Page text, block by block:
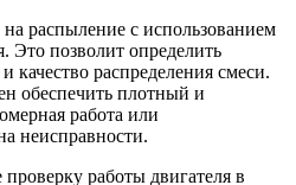
на распыление с использованием
Это позволит определить
качество распределения смеси.
обеспечить плотный и
работа или
неисправности.
работы двигателя в